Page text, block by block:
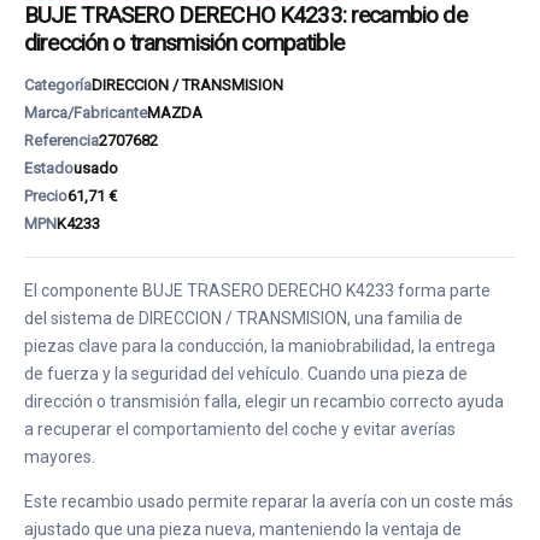
BUJE TRASERO DERECHO K4233: recambio de
dirección o transmisión compatible
CategoríaDIRECCION / TRANSMISION
Marca/FabricanteMAZDA
Referencia2707682
Estadousado
Precio61,71 €
MPNK4233
El componente BUJE TRASERO DERECHO K4233 forma parte
del sistema de DIRECCION / TRANSMISION, una familia de
piezas clave para la conducción, la maniobrabilidad, la entrega
de fuerza y la seguridad del vehículo. Cuando una pieza de
dirección o transmisión falla, elegir un recambio correcto ayuda
a recuperar el comportamiento del coche y evitar averías
mayores.
Este recambio usado permite reparar la avería con un coste más
ajustado que una pieza nueva, manteniendo la ventaja de